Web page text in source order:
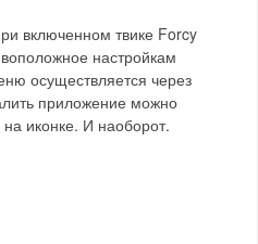
включенном твике Forcy
настройкам
осуществляется через
приложение можно
иконке. И наоборот.